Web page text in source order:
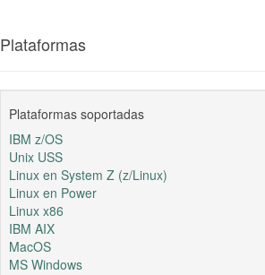
Plataformas
Plataformas soportadas
IBM z/OS
Unix USS
Linux en System Z (z/Linux)
Linux en Power
Linux x86
IBM AIX
MacOS
MS Windows